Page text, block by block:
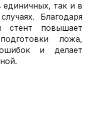
единичных, так и в
Благодаря
стент повышает
ложа,
и делает